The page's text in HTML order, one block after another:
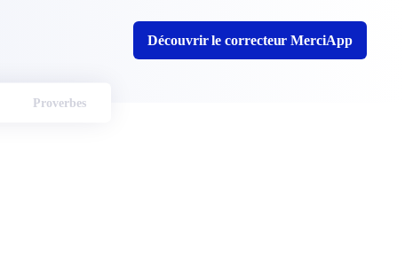
Découvrir le correcteur MerciApp
Proverbes